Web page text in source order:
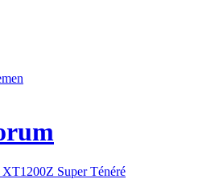
Super Ténéré